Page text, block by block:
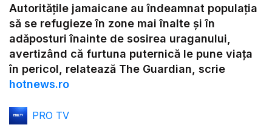
Autoritățile jamaicane au îndeamnat populația
să se refugieze în zone mai înalte și în
adăposturi înainte de sosirea uraganului,
avertizând că furtuna puternică le pune viața
în pericol, relatează The Guardian, scrie
hotnews.ro
PRO TV